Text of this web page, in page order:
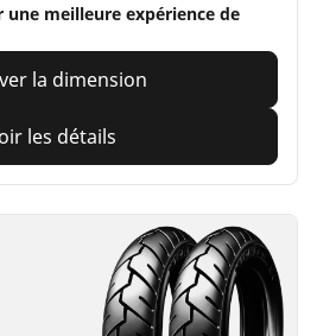
meilleure expérience de
la dimension
les détails